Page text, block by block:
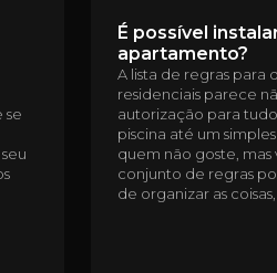
se
É possível
apartamento?
A lista de regras
residenciais parece
autorização para
piscina até um
quem não goste, mas
conjunto de regras
de organizar as